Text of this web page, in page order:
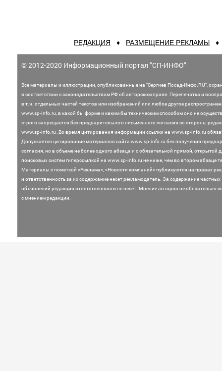
РЕДАКЦИЯ ♦ РАЗМЕЩЕНИЕ РЕКЛАМЫ
© 2012-2020 Информационный портал "СП-ИНФО"
Все материалы и иллюстрации,опубликованные на "Сергиев Посад-Инфо.RU",
в соответствии с законодательством РФ об авторском праве. Перепечатка и
в т.ч. отдельных частей текстов или изображений или любое другое
www.sp-info.ru, в какой бы форме и каким бы техническим способом оно не
строго запрещается без предварительного письменного согласия со стороны
www.sp-info.ru .Во время цитирования информации ссылки на www.sp-info.ru
Допускается цитирование материалов сайта www.sp-info.ru без получения
согласия, но в объеме не более одного абзаца и с обязательной прямой, открытой
поисковых систем гиперссылкой на www.sp-info.ru не ниже, чем во втором абзаце
Материалы с пометкой «Реклама», «Новости компаний» публикуются на правах
и ответственность за их содержание несет рекламодатель. За содержание частных
объявлений редакция ответственности не несет. Мнениеавторов не обязательно
с мнением редакции.